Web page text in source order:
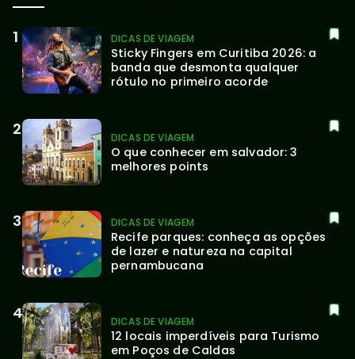
DICAS DE VIAGEM
Sticky Fingers em Curitiba 2026: a
banda que desmonta qualquer
rótulo no primeiro acorde
DICAS DE VIAGEM
O que conhecer em salvador: 3
melhores points
DICAS DE VIAGEM
Recife parques: conheça as opções
de lazer e natureza na capital
pernambucana
DICAS DE VIAGEM
12 locais imperdíveis para Turismo
em Poços de Caldas